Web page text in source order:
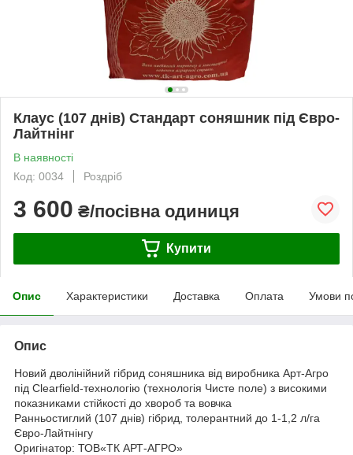
Клаус (107 днів) Стандарт соняшник під Євро-
Лайтнінг
В наявності
Код: 0034
Роздріб
3 600 ₴/посівна одиниця
Купити
Опис Характеристики Доставка Оплата Умови
Опис
Новий дволінійний гібрид соняшника від виробника Арт-Агро
під Clearfield-технологію (технологія Чисте поле) з високими
показниками стійкості до хвороб та вовчка
Ранньостиглий (107 днів) гібрид, толерантний до 1-1,2 л/га
Євро-Лайтнінгу
Оригінатор: ТОВ«ТК АРТ-АГРО»